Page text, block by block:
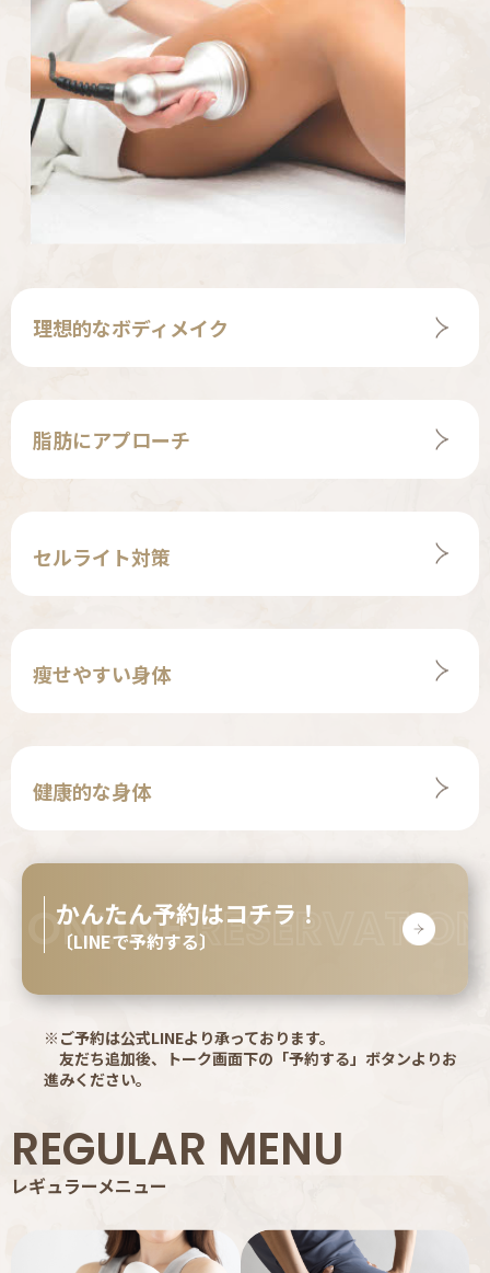
理想的なボディメイク
脂肪にアプローチ
セルライト対策
瘦せやすい身体
健康的な身体
かんたん予約はコチラ！
〔LINEで予約する〕
ONLINERESERVATION
※ご予約は公式LINEより承っております。
友だち追加後、トーク画面下の「予約する」ボタンよりお
進みください。
REGULAR MENU
レギュラーメニュー